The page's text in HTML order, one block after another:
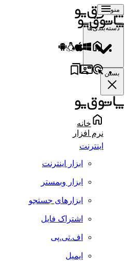
منو
دسته‌بندی‌ها
بستن
خانه
نرم افزار
اینترنت
ابزار اینترنت
ابزار وبمستر
ابزارهای جستجو
اشتراک فایل
اف.تی.پی
ایمیل